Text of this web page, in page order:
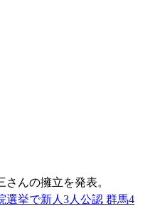
さんの擁立を発表。
選挙で新人3人公認 群馬4